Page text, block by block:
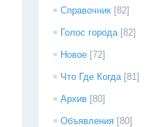
Справочник [82]
Голос города [82]
Новое [72]
Что Где Когда [81]
Архив [80]
Объявления [80]